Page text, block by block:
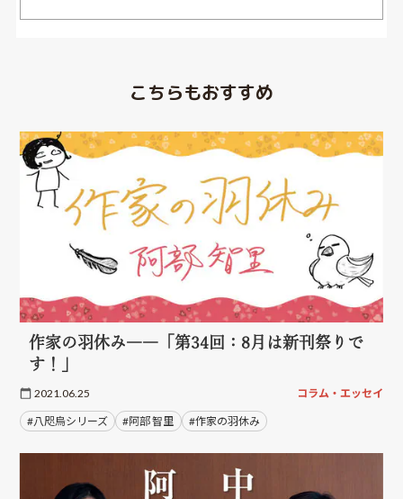
こちらもおすすめ
作家の羽休み――「第34回：8月は新刊祭りで
す！」
2021.06.25 コラム・エッセイ
#八咫烏シリーズ #阿部 智里 #作家の羽休み